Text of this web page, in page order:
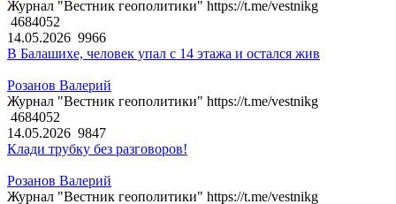
Журнал "Вестник геополитики" https://t.me/vestnikg
4684052
14.05.2026 9966
В Балашихе, человек упал с 14 этажа и остался жив
Розанов Валерий
Журнал "Вестник геополитики" https://t.me/vestnikg
4684052
14.05.2026 9847
Клади трубку без разговоров!
Розанов Валерий
Журнал "Вестник геополитики" https://t.me/vestnikg